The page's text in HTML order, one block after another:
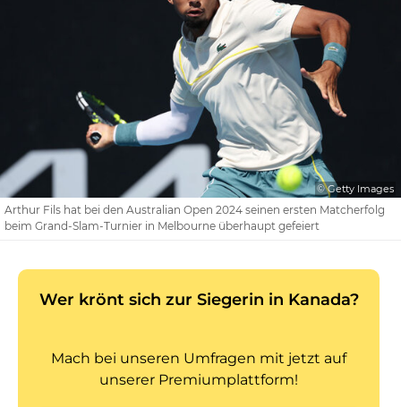
© Getty Images
Arthur Fils hat bei den Australian Open 2024 seinen ersten Matcherfolg
beim Grand-Slam-Turnier in Melbourne überhaupt gefeiert